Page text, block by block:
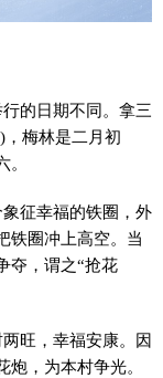
的日期不同。拿三
梅林是二月初
征幸福的铁圈，外
铁圈冲上高空。当
夺，谓之“抢花
旺，幸福安康。因
，为本村争光。